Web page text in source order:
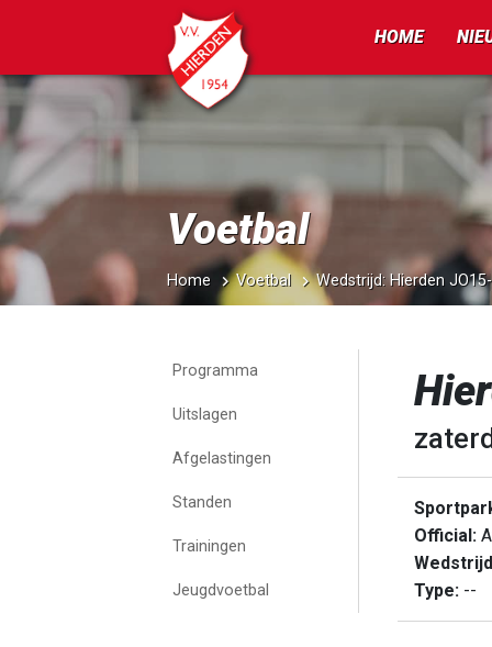
HOME
Voetbal
Home Voetbal Wedstrijd: Hierden
Programma
Uitslagen
Afgelastingen
Standen
Trainingen
Jeugdvoetbal
Official:
Type: --